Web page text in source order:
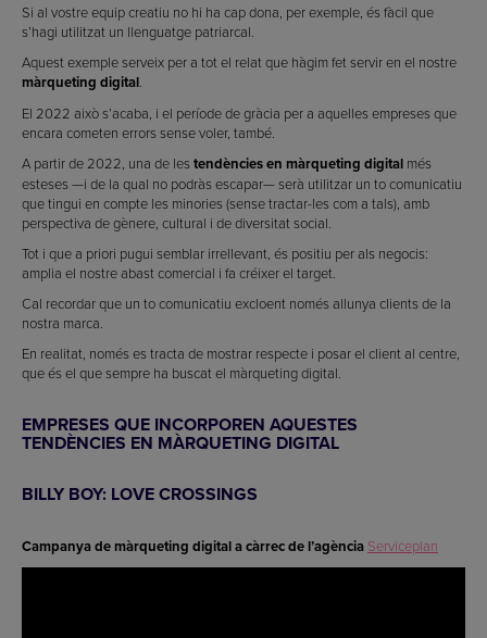
Si al vostre equip creatiu no hi ha cap dona, per exemple, és fàcil que
s’hagi utilitzat un llenguatge patriarcal.
Aquest exemple serveix per a tot el relat que hàgim fet servir en el nostre
màrqueting digital
El 2022 això s’acaba, i el període de gràcia per a aquelles empreses que
encara cometen errors sense voler, també.
A partir de 2022, una de les tendències en màrqueting digital més
esteses —i de la qual no podràs escapar— serà utilitzar un to comunicatiu
que tingui en compte les minories (sense tractar-les com a tals), amb
perspectiva de gènere, cultural i de diversitat social.
Tot i que a priori pugui semblar irrellevant, és positiu per als negocis:
amplia el nostre abast comercial i fa créixer el target.
Cal recordar que un to comunicatiu excloent només allunya clients de la
nostra marca.
En realitat, només es tracta de mostrar respecte i posar el client al centre,
que és el que sempre ha buscat el màrqueting digital.
EMPRESES QUE INCORPOREN AQUESTES
TENDÈNCIES EN MÀRQUETING DIGITAL
BILLY BOY: LOVE CROSSINGS
Campanya de màrqueting digital a càrrec de l’agència Serviceplan